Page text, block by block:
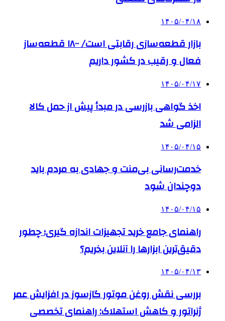
۱۴۰۵/۰۴/۱۸
بازار قطعه‌سازی رقابتی است/ ۱۸۰۰ قطعه‌ساز
فعال و رقیب در کشور داریم
۱۴۰۵/۰۴/۱۷
اخذ گواهی بازرسی در مبدأ پیش از حمل کالا
الزامی شد
۱۴۰۵/۰۴/۱۵
خدمت‌رسانی بی‌منت و جهادی به مردم باید
دوچندان شود
۱۴۰۵/۰۴/۱۵
راهنمای جامع خرید تجهیزات اندازه گیری؛ چطور
دقیق‌ترین ابزارها را آنلاین بخریم؟
۱۴۰۵/۰۴/۱۳
بررسی نقش روغن موتور گازسوز در افزایش عمر
ژنراتور و کاهش استهلاک: راهنمای تخصصی